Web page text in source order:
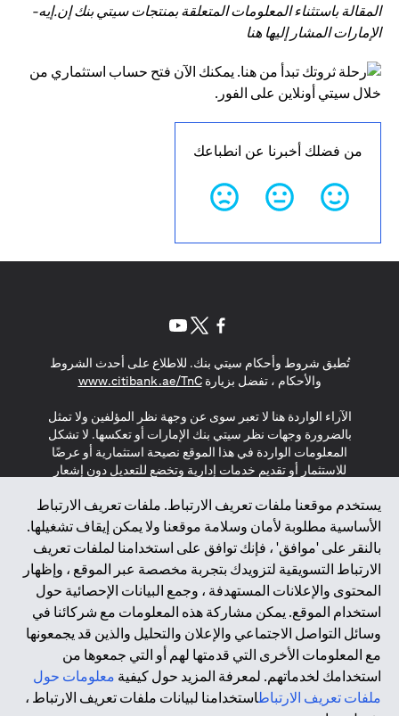
المقالة باستثناء المعلومات المتعلقة بمنتجات سيتي بنك إن.إيه-
الإمارات المشار إليها هنا
من فضلك أخبرنا عن انطباعك
يستخدم موقعنا ملفات تعريف الارتباط. ملفات تعريف الارتباط
الأساسية مطلوبة لأمان وسلامة موقعنا ولا يمكن إيقاف تشغيلها.
بالنقر على 'موافق' ، فإنك توافق على استخدامنا لملفات تعريف
الارتباط التسويقية لتزويدك بتجربة مخصصة عبر الموقع ، وإظهار
المحتوى والإعلانات المستهدفة ، وجمع البيانات الإحصائية حول
استخدام الموقع. يمكن مشاركة هذه المعلومات مع شركائنا في
وسائل التواصل الاجتماعي والإعلان والتحليل والذين قد يجمعونها
مع المعلومات الأخرى التي قدمتها لهم أو التي جمعوها من
استخدامك لخدماتهم. لمعرفة المزيد حول كيفية معلومات حول
ملفات تعريف الارتباطاستخدامنا لبيانات ملفات تعريف الارتباط ،
تُطبق شروط وأحكام سيتي بنك. للاطلاع على أحدث الشروط
والأحكام ، تفضل بزيارةwww.citibank.ae/TnC
(opens in a new tab)
الآراء الواردة هنا لا تعبر سوى عن وجهة نظر المؤلفين ولا تمثل
بالضرورة وجهات نظر سيتي بنك الإمارات أو تعكسها. لا تشكل
المعلومات الواردة في هذا الموقع نصيحة استثمارية أو عرضًا
للاستثمار أو تقديم خدمات إدارية وتخضع للتعديل دون إشعار
لا يتم تقديم المنتجات والخدمات المذكورة في هذا الموقع للأفراد
المقيمين في الاتحاد الأوروبي أو المنطقة الاقتصادية الأوروبية أو
سويسرا أو غيرنسي أو جيرسي أو موناكو أو سان مارينو أو
الفاتيكان أو جزيرة مان أو المملكة المتحدة أو خصوصية البيانات
(لائحة حماية البيانات العامة \ قانون حماية البيانات الشخصية
العامة \ قانون خصوصية نيوزيلندا). المحتوى الموجود في هذه
الصفحة ليس ولا ينبغي تفسيره على أنه عرض أو دعوة أو دعوة
لشراء أو بيع أي من المنتجات والخدمات المذكورة هنا لمثل هؤلاء
الأفراد.
*GDPR – اللائحة العامة لحماية البيانات؛ * LGPD – Lei Geral de